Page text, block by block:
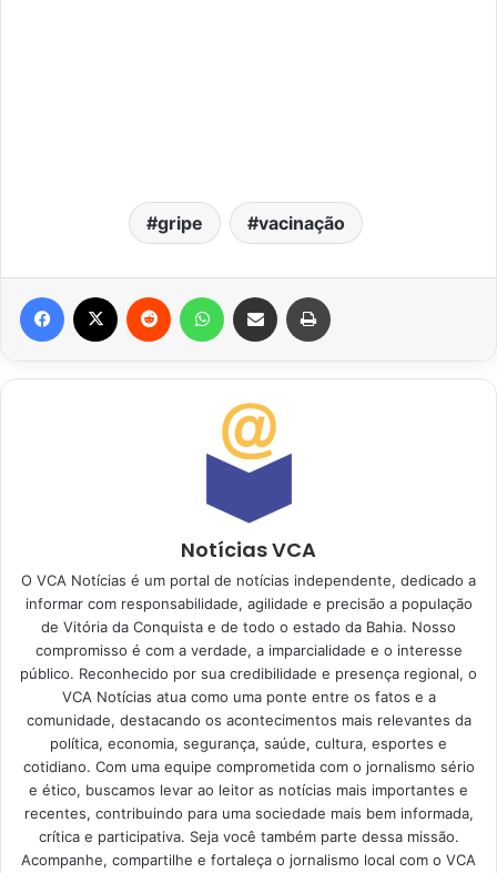
gripe vacinação
Facebook Reddit WhatsAppCompartilhar via e-mail
Notícias VCA
O VCA Notícias é um portal de notícias independente, dedicado a
informar com responsabilidade, agilidade e precisão a população
de Vitória da Conquista e de todo o estado da Bahia. Nosso
compromisso é com a verdade, a imparcialidade e o interesse
público. Reconhecido por sua credibilidade e presença regional, o
VCA Notícias atua como uma ponte entre os fatos e a
comunidade, destacando os acontecimentos mais relevantes da
política, economia, segurança, saúde, cultura, esportes e
cotidiano. Com uma equipe comprometida com o jornalismo sério
e ético, buscamos levar ao leitor as notícias mais importantes e
recentes, contribuindo para uma sociedade mais bem informada,
crítica e participativa. Seja você também parte dessa missão.
Acompanhe, compartilhe e fortaleça o jornalismo local com o VCA